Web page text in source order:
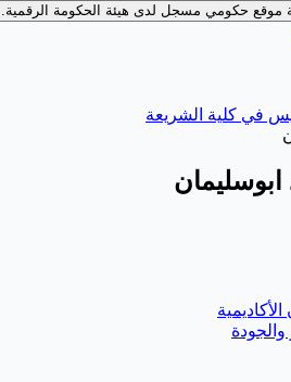
موقع حكومي مسجل لدى هيئة الحكومة الرقمية.
في كلية الشريعة
ابوسليمان
والجودة